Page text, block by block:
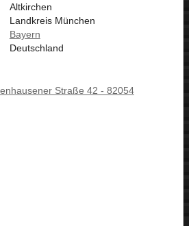
Altkirchen
Landkreis München
Bayern
Deutschland
Straße 42 - 82054